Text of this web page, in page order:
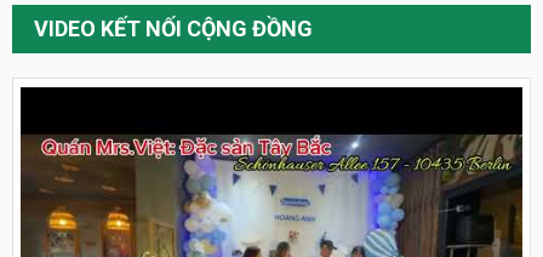
VIDEO KẾT NỐI CỘNG ĐỒNG